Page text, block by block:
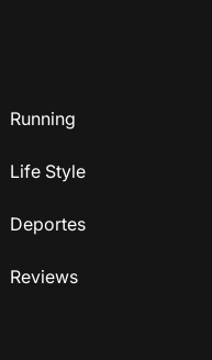
Running
Life Style
Deportes
Reviews